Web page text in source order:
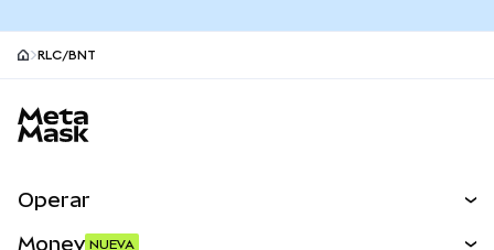
RLC/BNT
Operar
Money NUEVA